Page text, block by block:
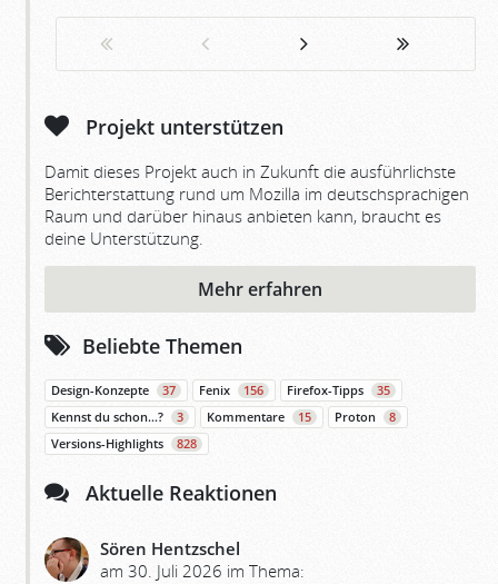
Projekt unterstützen
Damit dieses Projekt auch in Zukunft die ausführlichste
Berichterstattung rund um Mozilla im deutschsprachigen
Raum und darüber hinaus anbieten kann, braucht es
deine Unterstützung.
Mehr erfahren
Beliebte Themen
Design-Konzepte 37 Fenix 156 Firefox-Tipps
35
Kennst du schon…?
3 Kommentare 15 Proton
8
Versions-Highlights
828
Aktuelle Reaktionen
Sören Hentzschel
am 30. Juli 2026 im Thema: